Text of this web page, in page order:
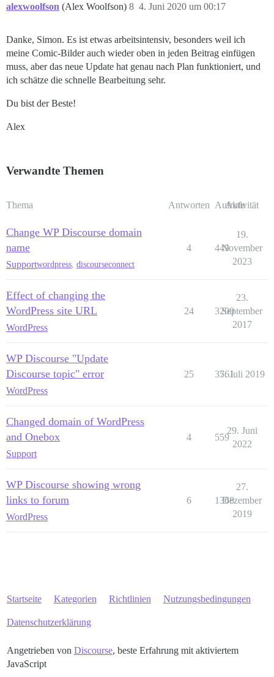
alexwoolfson (Alex Woolfson) 4. Juni 2020 um 00:17
8
Danke, Simon. Es ist etwas arbeitsintensiv, besonders weil ich
meine Comic-Bilder auch wieder oben in jeden Beitrag einfügen
muss, aber das neue Update hat genau nach Plan funktioniert, und
ich schätze die schnelle Bearbeitung sehr.
Du bist der Beste!
Alex
Verwandte Themen
Thema Antworten Aufrufe
Aktivität
Change WP Discourse domain
name
Supportwordpress, discourseconnect
4 449
19.
November
2023
Effect of changing the
WordPress site URL
WordPress
24 3200
23.
September
2017
WP Discourse "Update
Discourse topic" error
WordPress
25 3561
7. Juli 2019
Changed domain of WordPress
and Onebox
Support
4 559
29. Juni
2022
WP Discourse showing wrong
links to forum
WordPress
6 1368
27.
Dezember
2019
Startseite Kategorien Richtlinien Nutzungsbedingungen
Datenschutzerklärung
Angetrieben von Discourse, beste Erfahrung mit aktiviertem
JavaScript